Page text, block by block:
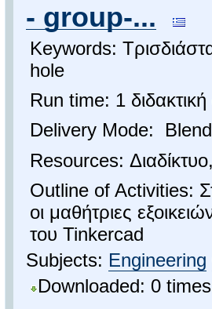
- group-...
Keywords:
hole
Run time: 1
Delivery Mode:
Resources:
Outline of Activities:
οι μαθήτριες
του Tinkercad
Subjects: Engineering
Downloaded: 0 times